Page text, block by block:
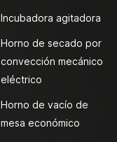
Incubadora agitadora
Horno de secado por
convección mecánico
eléctrico
Horno de vacío de
mesa económico